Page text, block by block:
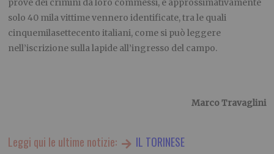
prove dei crimini da loro commessi, e approssimativamente
solo 40 mila vittime vennero identificate, tra le quali
cinquemilasettecento italiani, come si può leggere
nell’iscrizione sulla lapide all’ingresso del campo.
Marco Travaglini
Leggi qui le ultime notizie: IL TORINESE